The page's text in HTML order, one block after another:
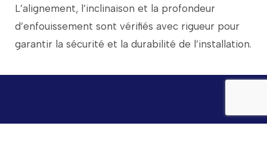
L’alignement, l’inclinaison et la profondeur
d’enfouissement sont vérifiés avec rigueur pour
garantir la sécurité et la durabilité de l’installation.